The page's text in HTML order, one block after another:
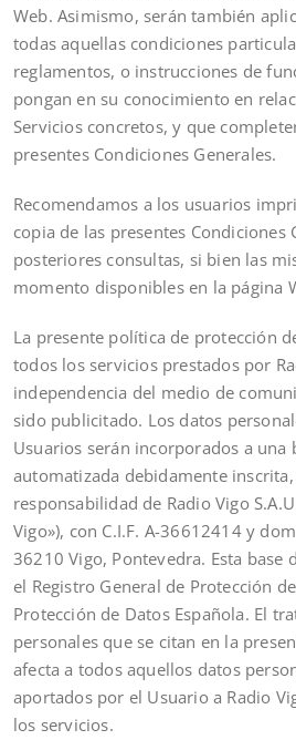
Web. Asimismo, serán también
todas aquellas condiciones
reglamentos, o instrucciones de
pongan en su conocimiento en
Servicios concretos, y que
presentes Condiciones Generales.
Recomendamos a los usuarios
copia de las presentes Condiciones
posteriores consultas, si bien las
momento disponibles en la página
La presente política de protección
todos los servicios prestados por
independencia del medio de
sido publicitado. Los datos
Usuarios serán incorporados a una
automatizada debidamente
responsabilidad de Radio Vigo
Vigo»), con C.I.F. A-36612414 y
36210 Vigo, Pontevedra. Esta base
el Registro General de Protección
Protección de Datos Española. El
personales que se citan en la
afecta a todos aquellos datos
aportados por el Usuario a Radio
los servicios.